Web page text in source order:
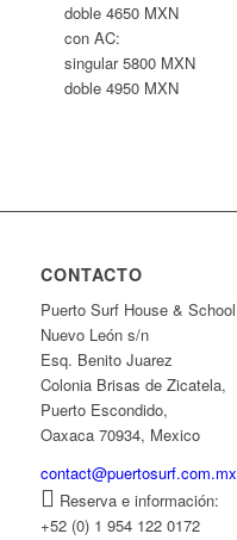
doble 4650 MXN
con AC:
singular 5800 MXN
doble 4950 MXN
CONTACTO
Puerto Surf House & School
Nuevo León s/n
Esq. Benito Juarez
Colonia Brisas de Zicatela,
Puerto Escondido,
Oaxaca 70934, Mexico
contact@puertosurf.com.mx
Reserva e información:
+52 (0) 1 954 122 0172